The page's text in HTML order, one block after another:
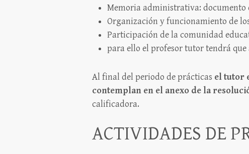
Memoria administrativa: documento
Organización y funcionamiento de
Participación de la comunidad
para ello el profesor tutor tendrá que
Al final del periodo de prácticas el tutor
contemplan en el anexo de la
calificadora.
ACTIVIDADES DE